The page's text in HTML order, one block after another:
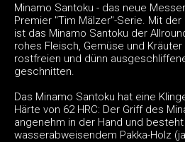
Minamo Santoku - das neue
Premier "Tim Mälzer"-Serie. Mit
ist das Minamo Santoku der
rohes Fleisch, Gemüse und
rostfreien und dünn
geschnitten.
Das Minamo Santoku hat eine
Härte von 62 HRC: Der Griff des
angenehm in der Hand und besteht
wasserabweisendem Pakka-Holz